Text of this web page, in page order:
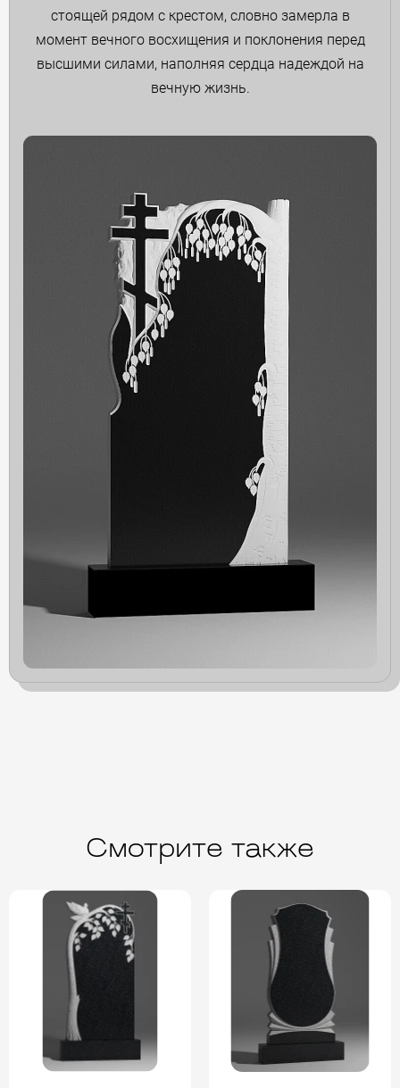
стоящей рядом с крестом, словно замерла в
момент вечного восхищения и поклонения перед
высшими силами, наполняя сердца надеждой на
вечную жизнь.
Смотрите также